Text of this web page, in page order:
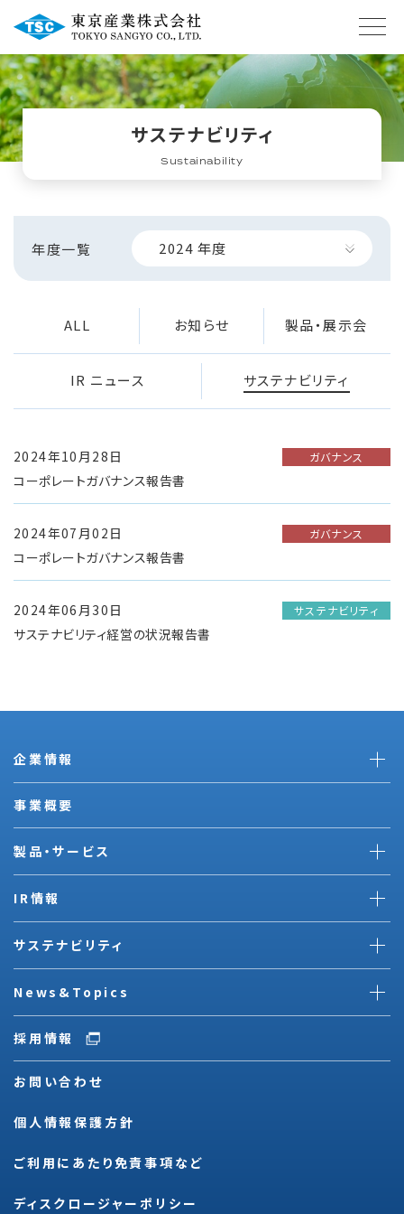
サステナビリティ
Sustainability
年度一覧 2024 年度
ALL お知らせ 製品・展示会
IR ニュース サステナビリティ
2024年10月28日 ガバナンス
コーポレートガバナンス報告書
2024年07月02日 ガバナンス
コーポレートガバナンス報告書
2024年06月30日 サステナビリティ
サステナビリティ経営の状況報告書
企業情報
事業概要
製品・サービス
IR情報
サステナビリティ
News&Topics
採用情報
お問い合わせ
個人情報保護方針
ご利用にあたり免責事項など
ディスクロージャーポリシー